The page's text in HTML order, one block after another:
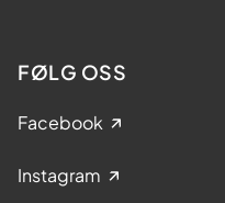
FØLG OSS
Facebook
Instagram